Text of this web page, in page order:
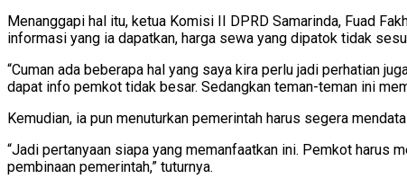
Menanggapi hal itu, ketua Komisi II DPRD Samarinda, Fuad
informasi yang ia dapatkan, harga sewa yang dipatok tidak
“Cuman ada beberapa hal yang saya kira perlu jadi perhatian
dapat info pemkot tidak besar. Sedangkan teman-teman ini
Kemudian, ia pun menuturkan pemerintah harus segera
“Jadi pertanyaan siapa yang memanfaatkan ini. Pemkot harus
pembinaan pemerintah,” tuturnya.